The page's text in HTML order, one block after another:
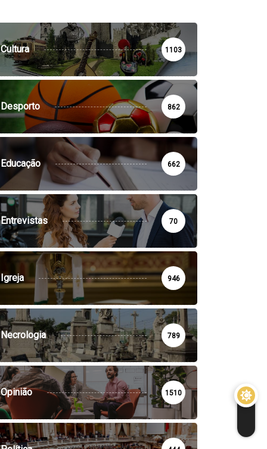
Cultura 1103
Desporto 862
Educação 662
Entrevistas 70
Igreja 946
Necrologia 789
Opinião 1510